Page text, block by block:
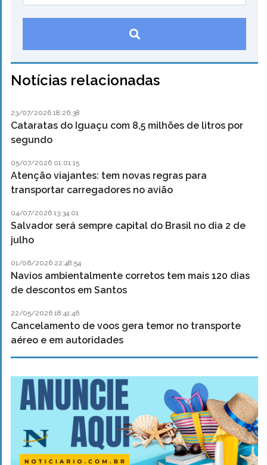
Notícias relacionadas
23/07/2026 18:26:38
Cataratas do Iguaçu com 8,5 milhões de litros por
segundo
05/07/2026 01:01:15
Atenção viajantes: tem novas regras para
transportar carregadores no avião
04/07/2026 13:34:01
Salvador será sempre capital do Brasil no dia 2 de
julho
01/06/2026 22:48:54
Navios ambientalmente corretos tem mais 120 dias
de descontos em Santos
22/05/2026 18:41:46
Cancelamento de voos gera temor no transporte
aéreo e em autoridades